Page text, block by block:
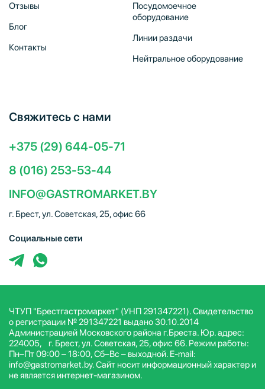
Отзывы
Блог
Контакты
Посудомоечное
оборудование
Линии раздачи
Нейтральное оборудование
Свяжитесь с нами
+375 (29) 644-05-71
8 (016) 253-53-44
INFO@GASTROMARKET.BY
г. Брест, ул. Советская, 25, офис 66
Социальные сети
ЧТУП "Брестгастромаркет" (УНП 291347221). Свидетельство
о регистрации № 291347221 выдано 30.10.2014
Администрацией Московского района г.Бреста. Юр. адрес:
224005, г. Брест, ул. Советская, 25, офис 66. Режим работы:
Пн–Пт 09:00 – 18:00, Сб–Вс – выходной. E-mail:
info@gastromarket.by. Сайт носит информационный характер и
не является интернет-магазином.